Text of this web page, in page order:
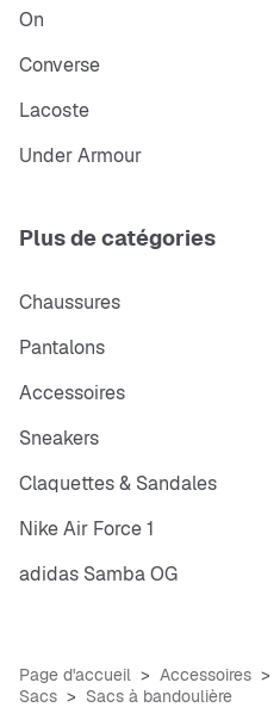
On
Converse
Lacoste
Under Armour
Plus de catégories
Chaussures
Pantalons
Accessoires
Sneakers
Claquettes & Sandales
Nike Air Force 1
adidas Samba OG
Page d'accueil Accessoires
Sacs
Sacs à bandoulière